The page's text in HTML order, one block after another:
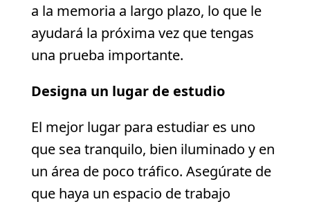
a la memoria a largo plazo, lo que le
ayudará la próxima vez que tengas
una prueba importante.
Designa un lugar de estudio
El mejor lugar para estudiar es uno
que sea tranquilo, bien iluminado y en
un área de poco tráfico. Asegúrate de
que haya un espacio de trabajo